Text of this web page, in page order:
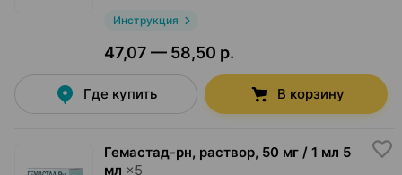
Инструкция
47,07 — 58,50 р.
Где купить В корзину
Гемастад-рн, раствор, 50 мг / 1 мл 5
мл ×5